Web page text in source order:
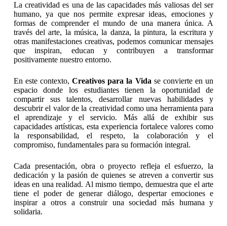
La creatividad es una de las capacidades más valiosas del ser
humano, ya que nos permite expresar ideas, emociones y
formas de comprender el mundo de una manera única. A
través del arte, la música, la danza, la pintura, la escritura y
otras manifestaciones creativas, podemos comunicar mensajes
que inspiran, educan y contribuyen a transformar
positivamente nuestro entorno.
En este contexto,Creativos para la Vida se convierte en un
espacio donde los estudiantes tienen la oportunidad de
compartir sus talentos, desarrollar nuevas habilidades y
descubrir el valor de la creatividad como una herramienta para
el aprendizaje y el servicio. Más allá de exhibir sus
capacidades artísticas, esta experiencia fortalece valores como
la responsabilidad, el respeto, la colaboración y el
compromiso, fundamentales para su formación integral.
Cada presentación, obra o proyecto refleja el esfuerzo, la
dedicación y la pasión de quienes se atreven a convertir sus
ideas en una realidad. Al mismo tiempo, demuestra que el arte
tiene el poder de generar diálogo, despertar emociones e
inspirar a otros a construir una sociedad más humana y
solidaria.